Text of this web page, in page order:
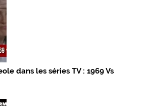
dans les séries TV : 1969 Vs